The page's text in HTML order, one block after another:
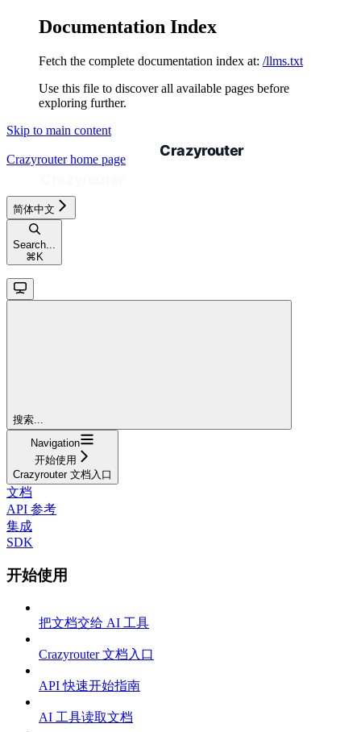
Documentation Index
Fetch the complete documentation index at: /llms.txt
Use this file to discover all available pages before
exploring further.
Skip to main content
Crazyrouterhome page
简体中文
Search...
⌘ K
搜索...
Navigation
开始使用
Crazyrouter 文档入口
文档
API 参考
集成
SDK
开始使用
把文档交给 AI 工具
Crazyrouter 文档入口
API 快速开始指南
AI 工具读取文档